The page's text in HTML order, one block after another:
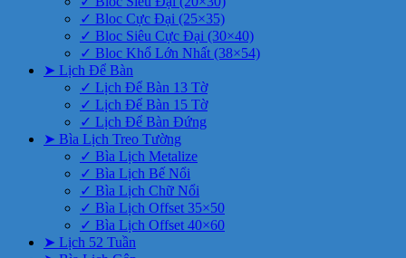
✓ Bloc Cực Đại (25×35)
✓ Bloc Siêu Cực Đại (30×40)
✓ Bloc Khổ Lớn Nhất (38×54)
➤ Lịch Để Bàn
✓ Lịch Để Bàn 13 Tờ
✓ Lịch Để Bàn 15 Tờ
✓ Lịch Để Bàn Đứng
➤ Bìa Lịch Treo Tường
✓ Bìa Lịch Metalize
✓ Bìa Lịch Bế Nổi
✓ Bìa Lịch Chữ Nổi
✓ Bìa Lịch Offset 35×50
✓ Bìa Lịch Offset 40×60
➤ Lịch 52 Tuần